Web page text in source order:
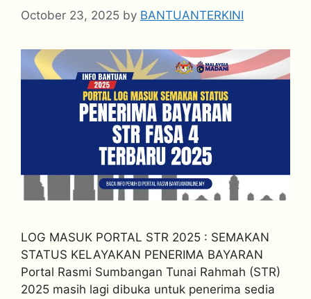
October 23, 2025 by BANTUANTERKINI
LOG MASUK PORTAL STR 2025 : SEMAKAN
STATUS KELAYAKAN PENERIMA BAYARAN
Portal Rasmi Sumbangan Tunai Rahmah (STR)
2025 masih lagi dibuka untuk penerima sedia